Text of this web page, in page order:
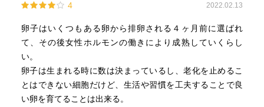
4 2022.02.13
卵子はいくつもある卵から排卵される４ヶ月前に選ばれ
て、その後女性ホルモンの働きにより成熟していくらし
い。
卵子は生まれる時に数は決まっているし、老化を止めるこ
とはできない細胞だけど、生活や習慣を工夫することで良
い卵を育てることは出来る。